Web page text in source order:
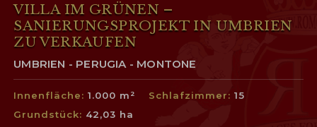
VILLA IM GRÜNEN –
SANIERUNGSPROJEKT IN UMBRIEN
ZU VERKAUFEN
UMBRIEN - PERUGIA - MONTONE
Innenfläche:1.000 m² Schlafzimmer:15
Grundstück: 42,03 ha